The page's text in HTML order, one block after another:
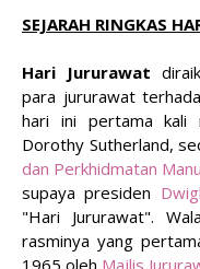
SEJARAH RINGKAS
Hari Jururawat
para jururawat
hari ini pertama kali
Dorothy Sutherland,
dan Perkhidmatan
supaya presiden
"Hari Jururawat".
rasminya yang
1965 oleh Majlis